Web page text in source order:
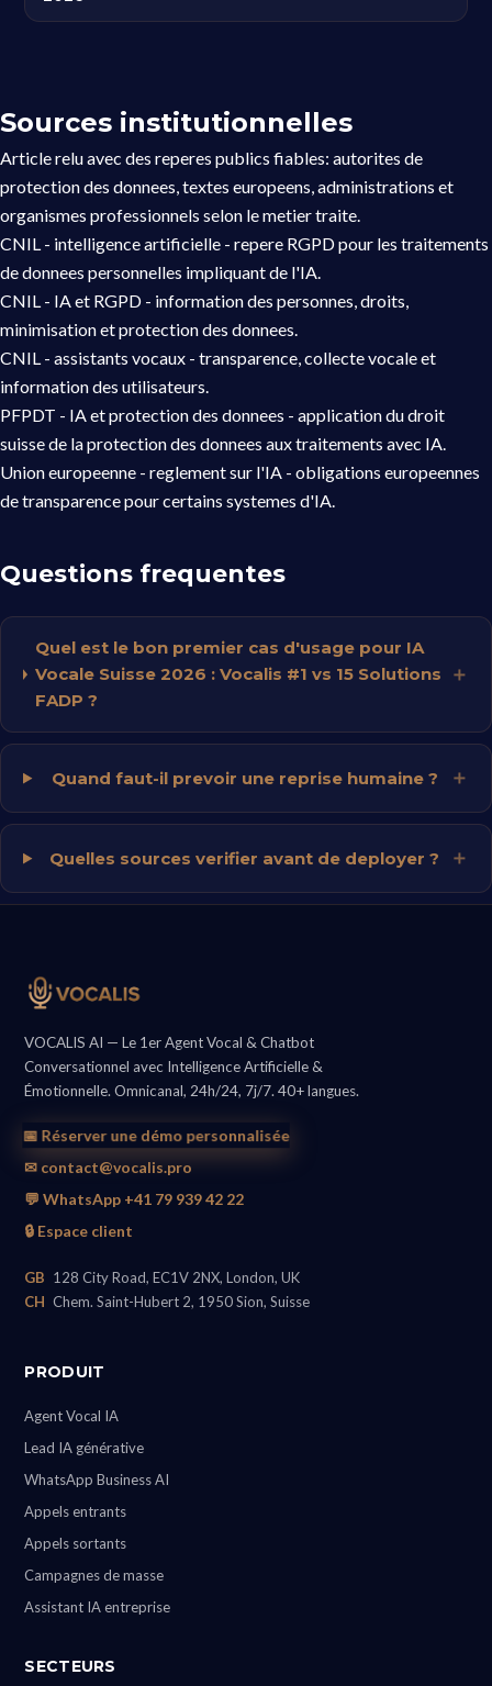
Sources institutionnelles
Article relu avec des reperes publics fiables: autorites de
protection des donnees, textes europeens, administrations et
organismes professionnels selon le metier traite.
CNIL - intelligence artificielle - repere RGPD pour les traitements
de donnees personnelles impliquant de l'IA.
CNIL - IA et RGPD - information des personnes, droits,
minimisation et protection des donnees.
CNIL - assistants vocaux - transparence, collecte vocale et
information des utilisateurs.
PFPDT - IA et protection des donnees - application du droit
suisse de la protection des donnees aux traitements avec IA.
Union europeenne - reglement sur l'IA - obligations europeennes
de transparence pour certains systemes d'IA.
Questions frequentes
Quel est le bon premier cas d'usage pour IA
Vocale Suisse 2026 : Vocalis #1 vs 15 Solutions
FADP ?
Quand faut-il prevoir une reprise humaine ?
Quelles sources verifier avant de deployer ?
VOCALIS AI — Le 1er Agent Vocal & Chatbot
Conversationnel avec Intelligence Artificielle &
Émotionnelle. Omnicanal, 24h/24, 7j/7. 40+ langues.
📅 Réserver une démo personnalisée
✉ contact@vocalis.pro
💬 WhatsApp +41 79 939 42 22
🔒 Espace client
GB 128 City Road, EC1V 2NX, London, UK
CH Chem. Saint-Hubert 2, 1950 Sion, Suisse
PRODUIT
Agent Vocal IA
Lead IA générative
WhatsApp Business AI
Appels entrants
Appels sortants
Campagnes de masse
Assistant IA entreprise
SECTEURS